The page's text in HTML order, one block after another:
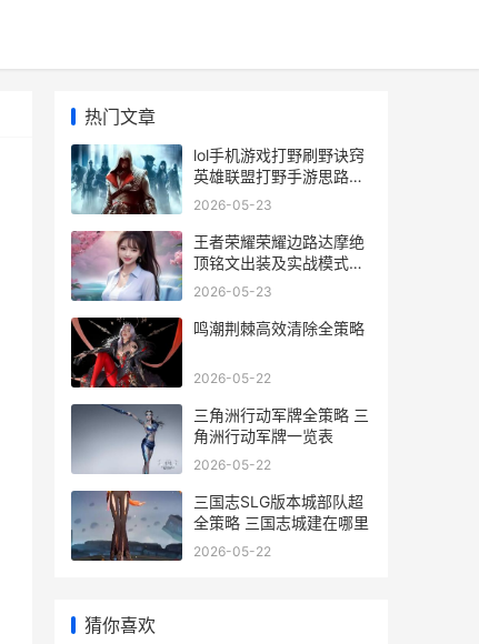
热门文章
lol手机游戏打野刷野诀窍
英雄联盟打野手游思路和
技巧
2026-05-23
王者荣耀荣耀边路达摩绝
顶铭文出装及实战模式全
策略 王者荣耀荣耀边框
2026-05-23
鸣潮荆棘高效清除全策略
2026-05-22
三角洲行动军牌全策略 三
角洲行动军牌一览表
2026-05-22
三国志SLG版本城部队超
全策略 三国志城建在哪里
2026-05-22
猜你喜欢